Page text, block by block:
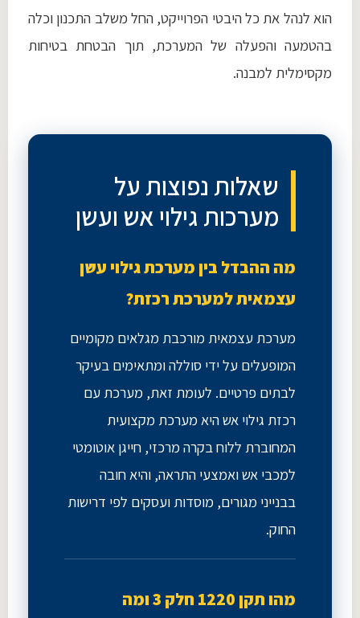
הוא לנהל את כל היבטי הפרוייקט, החל משלב התכנון וכלה
בהטמעה והפעלה של המערכת, תוך הבטחת בטיחות
מקסימלית למבנה.
שאלות נפוצות על
מערכות גילוי אש ועשן
מה ההבדל בין מערכת גילוי עשן
עצמאית למערכת רכזת?
מערכת עצמאית מורכבת מגלאים מקומיים
המופעלים על ידי סוללה ומתאימים בעיקר
לבתים פרטיים. לעומת זאת, מערכת עם
רכזת גילוי אש היא מערכת מקצועית
המחוברת ללוח בקרה מרכזי, חייגן אוטומטי
למכבי אש ואמצעי התראה, והיא חובה
בבנייני מגורים, מוסדות ועסקים לפי דרישות
החוק.
מהו תקן 1220 חלק 3 ומה